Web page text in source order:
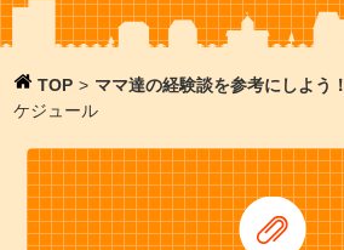
TOP > ママ達の経験談を参考にしよう！
ケジュール